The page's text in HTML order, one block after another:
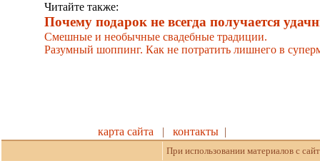
Читайте также:
Почему подарок не всегда получается
Смешные и необычные свадебные традиции.
Разумный шоппинг. Как не потратить лишнего в
карта сайта | контакты |
При использовании материалов с